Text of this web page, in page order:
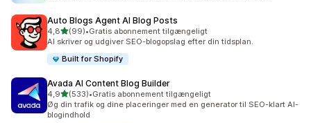
Auto Blogs Agent AI Blog Posts
4,8ud af 5 stjerner
(99)
99 anmeldelser i alt
•Gratis abonnement tilgængeligt
AI skriver og udgiver SEO-blogopslag efter din tidsplan.
Built for Shopify
Avada AI Content Blog Builder
4,9ud af 5 stjerner
(533)
533 anmeldelser i alt
•Gratis abonnement tilgængeligt
Øg din trafik og dine placeringer med en generator til SEO-klart AI-
blogindhold